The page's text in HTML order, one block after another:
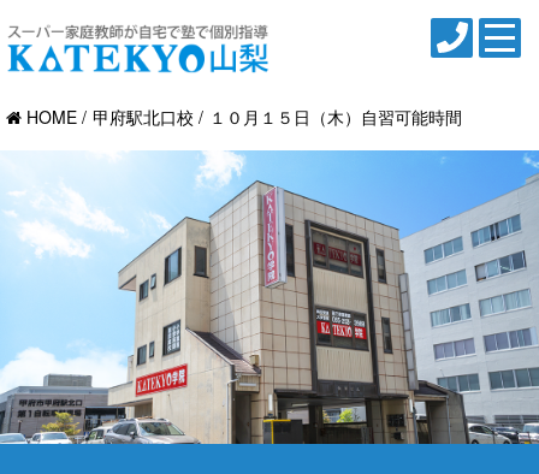
HOME 甲府駅北口校 １０月１５日（木）自習可能時間